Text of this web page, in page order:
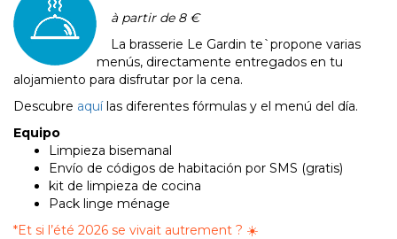
à partir de 8 €
La brasserie Le Gardin te`propone varias
menús, directamente entregados en tu
alojamiento para disfrutar por la cena.
Descubre aquílas diferentes fórmulas y el menú del día.
Equipo
Limpieza bisemanal
Envío de códigos de habitación por SMS (gratis)
kit de limpieza de cocina
Pack linge ménage
*Et si l’été 2026 se vivait autrement ? ☀️